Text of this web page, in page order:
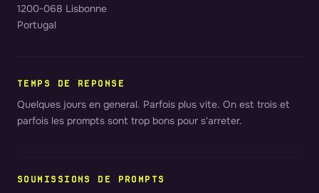
1200-068 Lisbonne
Portugal
TEMPS DE REPONSE
Quelques jours en general. Parfois plus vite. On est trois et
parfois les prompts sont trop bons pour s'arreter.
SOUMISSIONS DE PROMPTS